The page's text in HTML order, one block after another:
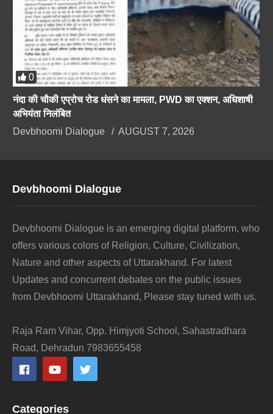
0
नंदा की चौकी एप्रोच रोड धंसने का मामला, PWD का एक्शन, अधिशाषी
अभियंता निलंबित
Devbhoomi Dialogue
AUGUST 7, 2026
Devbhoomi Dialogue
Devbhoomi Dialogue is an emerging digital platform, who
offers various colors of Religion, Culture, Civilization,
Nature and other aspects of Uttarakhand. For latest
Updates and concurrent debates on the public issues
from Devbhoomi Uttarakhand, Please stay tuned with us.
Raja Ram Vihar, Opp. Himjyoti School, Sahastradhara
Road, Dehradun 7983655458
Categories